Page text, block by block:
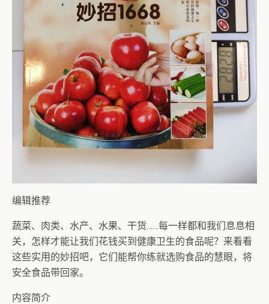
编辑推荐
蔬菜、肉类、水产、水果、干货……每一样都和我们息息相
关，怎样才能让我们花钱买到健康卫生的食品呢？来看看
这些实用的妙招吧，它们能帮你练就选购食品的慧眼，将
安全食品带回家。
内容简介